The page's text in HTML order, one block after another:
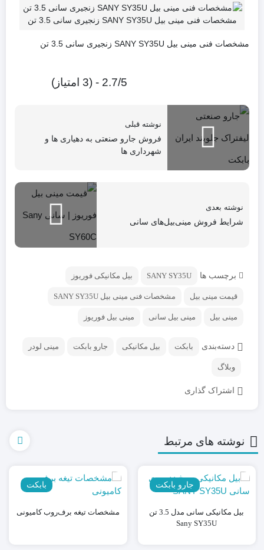
مشخصات فنی مینی بیل SANY SY35U زنجیری سانی 3.5 تن
مشخصات فنی مینی بیل SANY SY35U زنجیری سانی 3.5 تن
2.7/5 - (3 امتیاز)
نوشته قبلی
فروش جارو صنعتی به دهیاری ها و
شهرداری ها
نوشته بعدی
شرایط فروش مینی‌بیل‌های سانی
برچسب ها SANY SY35U بیل مکانیکی فوریوز
قیمت مینی بیل مشخصات فنی مینی بیل SANY SY35U
مینی بیل مینی بیل سانی مینی بیل فوریوز
دسته‌بندی بابکت بیل مکانیکی جارو بابکت مینی لودر
وبلاگ
اشتراک گذاری
نوشته های مرتبط
جارو بابکت
بیل مکانیکی سانی مدل 3.5 تن
Sany SY35U
بابکت
مشخصات تیغه برف‌روب کامیونی